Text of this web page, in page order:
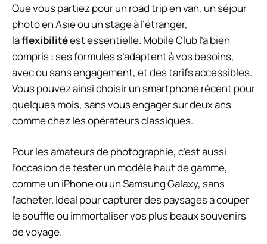
Que vous partiez pour un road trip en van, un séjour
photo en Asie ou un stage à l’étranger,
laflexibilitéest essentielle. Mobile Club l’a bien
compris : ses formules s’adaptent à vos besoins,
avec ou sans engagement, et des tarifs accessibles.
Vous pouvez ainsi choisir un smartphone récent pour
quelques mois, sans vous engager sur deux ans
comme chez les opérateurs classiques.
Pour les amateurs de photographie, c’est aussi
l’occasion de tester un modèle haut de gamme,
comme un iPhone ou un Samsung Galaxy, sans
l’acheter. Idéal pour capturer des paysages à couper
le souffle ou immortaliser vos plus beaux souvenirs
de voyage.